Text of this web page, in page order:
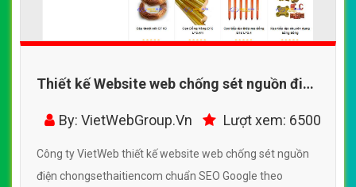
Thiết kế Website web chống sét nguồn điện
- chongsethaitiencom
By: VietWebGroup.Vn Lượt xem: 6500
Công ty VietWeb thiết kế website web chống sét nguồn
điện chongsethaitiencom chuẩn SEO Google theo